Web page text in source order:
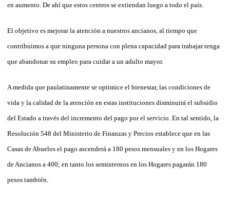
en aumento. De ahí que estos centros se extiendan luego a todo el país.
El objetivo es mejorar la atención a nuestros ancianos, al tiempo que
contribuimos a que ninguna persona con plena capacidad para trabajar tenga
que abandonar su empleo para cuidar a un adulto mayor.
A medida que paulatinamente se optimice el bienestar, las condiciones de
vida y la calidad de la atención en estas instituciones disminuirá el subsidio
del Estado a través del incremento del pago por el servicio. En tal sentido, la
Resolución 548 del Ministerio de Finanzas y Precios establece que en las
Casas de Abuelos el pago ascenderá a 180 pesos mensuales y en los Hogares
de Ancianos a 400; en tanto los seminternos en los Hogares pagarán 180
pesos también.